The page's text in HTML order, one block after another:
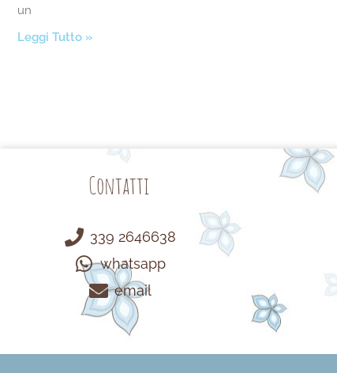
un
Leggi Tutto »
Contatti
339 2646638
whatsapp
email